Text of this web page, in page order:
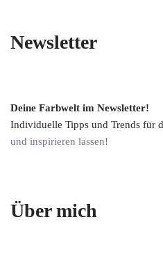
Newsletter
Deine Farbwelt im Newsletter!
Individuelle Tipps und Trends für
und inspirieren lassen!
Über mich